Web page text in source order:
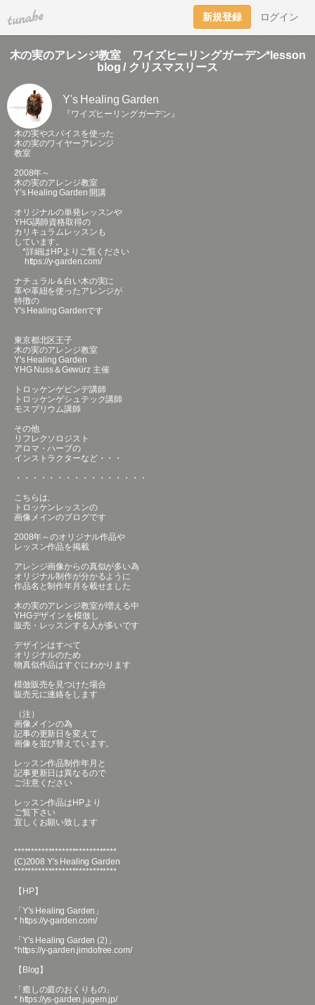
tuna.be 新規登録 ログイン
木の実のアレンジ教室 ワイズヒーリングガーデン*lesson
blog / クリスマスリース
Y's Healing Garden
『ワイズヒーリングガーデン』
木の実やスパイスを使った
木の実のワイヤーアレンジ
教室
2008年～
木の実のアレンジ教室
Y’s Healing Garden 開講
オリジナルの単発レッスンや
YHG講師資格取得の
カリキュラムレッスンも
しています。
*詳細はHPよりご覧ください
https://y-garden.com/
ナチュラル＆白い木の実に
革や革紐を使ったアレンジが
特徴の
Y's Healing Gardenです
東京都北区王子
木の実のアレンジ教室
Y's Healing Garden
YHG Nuss＆Gewürz 主催
トロッケンゲビンデ講師
トロッケンゲシュテック講師
モスプリウム講師
その他
リフレクソロジスト
アロマ・ハーブの
インストラクターなど・・・
・・・・・・・・・・・・・・・・
こちらは、
トロッケンレッスンの
画像メインのブログです
2008年～のオリジナル作品や
レッスン作品を掲載
アレンジ画像からの真似が多い為
オリジナル制作が分かるように
作品名と制作年月を載せました
木の実のアレンジ教室が増える中
YHGデザインを模倣し
販売・レッスンする人が多いです
デザインはすべて
オリジナルのため
物真似作品はすぐにわかります
模倣販売を見つけた場合
販売元に連絡をします
（注）
画像メインの為
記事の更新日を変えて
画像を並び替えています。
レッスン作品制作年月と
記事更新日は異なるので
ご注意ください
レッスン作品はHPより
ご覧下さい
宜しくお願い致します
******************************
(C)2008 Y's Healing Garden
******************************
【HP】
「Y's Healing Garden」
* https://y-garden.com/
「Y's Healing Garden (2)」
*https://y-garden.jimdofree.com/
【Blog】
「癒しの庭のおくりもの」
* https://ys-garden.jugem.jp/